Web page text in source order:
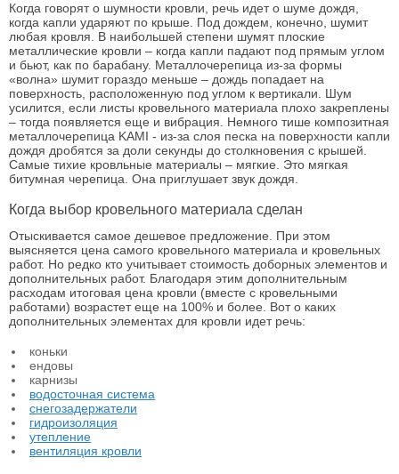
Когда говорят о шумности кровли, речь идет о шуме дождя,
когда капли ударяют по крыше. Под дождем, конечно, шумит
любая кровля. В наибольшей степени шумят плоские
металлические кровли – когда капли падают под прямым углом
и бьют, как по барабану. Металлочерепица из-за формы
«волна» шумит гораздо меньше – дождь попадает на
поверхность, расположенную под углом к вертикали. Шум
усилится, если листы кровельного материала плохо закреплены
– тогда появляется еще и вибрация. Немного тише композитная
металлочерепица KAMI - из-за слоя песка на поверхности капли
дождя дробятся за доли секунды до столкновения с крышей.
Самые тихие кровльные материалы – мягкие. Это мягкая
битумная черепица. Она приглушает звук дождя.
Когда выбор кровельного материала сделан
Отыскивается самое дешевое предложение. При этом
выясняется цена самого кровельного материала и кровельных
работ. Но редко кто учитывает стоимость доборных элементов и
дополнительных работ. Благодаря этим дополнительным
расходам итоговая цена кровли (вместе с кровельными
работами) возрастет еще на 100% и более. Вот о каких
дополнительных элементах для кровли идет речь:
коньки
ендовы
карнизы
водосточная система
снегозадержатели
гидроизоляция
утепление
вентиляция кровли